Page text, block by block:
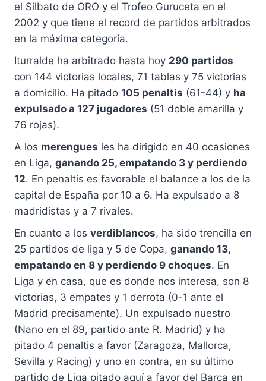
el Silbato de ORO y el Trofeo Guruceta en el
2002 y que tiene el record de partidos arbitrados
en la máxima categoría.
Iturralde ha arbitrado hasta hoy 290 partidos
con 144 victorias locales, 71 tablas y 75 victorias
a domicilio. Ha pitado 105 penaltis (61-44) y ha
expulsado a 127 jugadores (51 doble amarilla y
76 rojas).
A los merengues les ha dirigido en 40 ocasiones
en Liga, ganando 25, empatando 3 y perdiendo
12. En penaltis es favorable el balance a los de la
capital de España por 10 a 6. Ha expulsado a 8
madridistas y a 7 rivales.
En cuanto a los verdiblancos, ha sido trencilla en
25 partidos de liga y 5 de Copa, ganando 13,
empatando en 8 y perdiendo 9 choques. En
Liga y en casa, que es donde nos interesa, son 8
victorias, 3 empates y 1 derrota (0-1 ante el
Madrid precisamente). Un expulsado nuestro
(Nano en el 89, partido ante R. Madrid) y ha
pitado 4 penaltis a favor (Zaragoza, Mallorca,
Sevilla y Racing) y uno en contra, en su último
partido de Liga pitado aquí a favor del Barça en